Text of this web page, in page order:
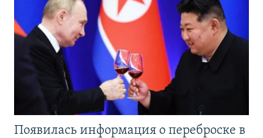
Появилась информация о переброске в